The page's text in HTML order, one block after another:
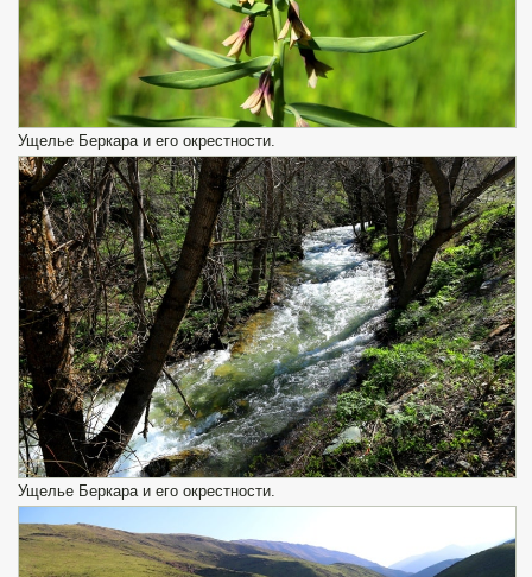
Ущелье Беркара и его окрестности.
Ущелье Беркара и его окрестности.